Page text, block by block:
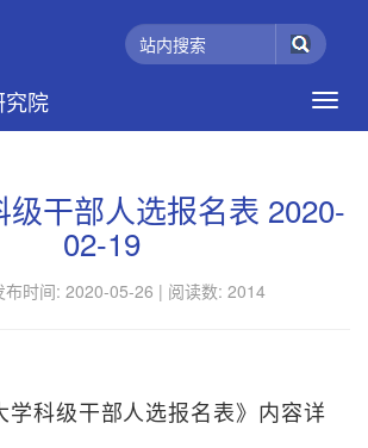
究院
级干部人选报名表 2020-
02-19
布时间: 2020-05-26 | 阅读数: 2014
学科级干部人选报名表》内容详